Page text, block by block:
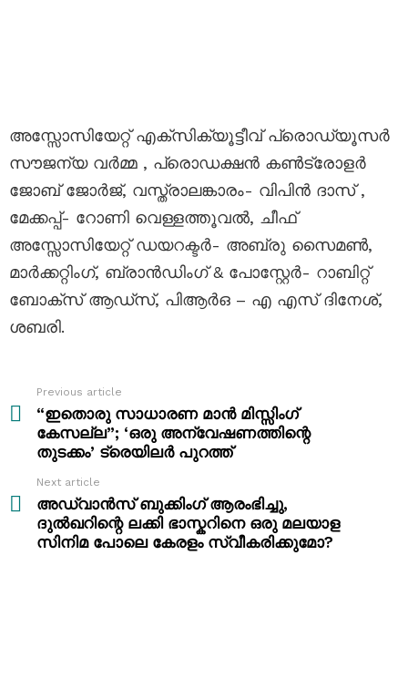
അസ്സോസിയേറ്റ് എക്സിക്യൂട്ടീവ് പ്രൊഡ്യൂസർ
സൗജന്യ വർമ്മ , പ്രൊഡക്ഷൻ കൺട്രോളർ
ജോബ് ജോർജ്, വസ്ത്രാലങ്കാരം- വിപിൻ ദാസ് ,
മേക്കപ്പ്- റോണി വെള്ളത്തൂവൽ, ചീഫ്
അസ്സോസിയേറ്റ് ഡയറക്ടർ- അബ്രു സൈമൺ,
മാർക്കറ്റിംഗ്, ബ്രാൻഡിംഗ് & പോസ്റ്റേർ- റാബിറ്റ്
ബോക്സ് ആഡ്‌സ്, പിആർഒ – എ എസ് ദിനേശ്,
ശബരി.
more
Previous article
“ഇതൊരു സാധാരണ മാൻ മിസ്സിംഗ്
കേസല്ല”; ‘ഒരു അന്വേഷണത്തിന്റെ
തുടക്കം’ ട്രെയിലർ പുറത്ത്
Next article
അഡ്വാൻസ് ബുക്കിംഗ് ആരംഭിച്ചു,
ദുൽഖറിന്റെ ലക്കി ഭാസ്കറിനെ ഒരു മലയാള
സിനിമ പോലെ കേരളം സ്വീകരിക്കുമോ?